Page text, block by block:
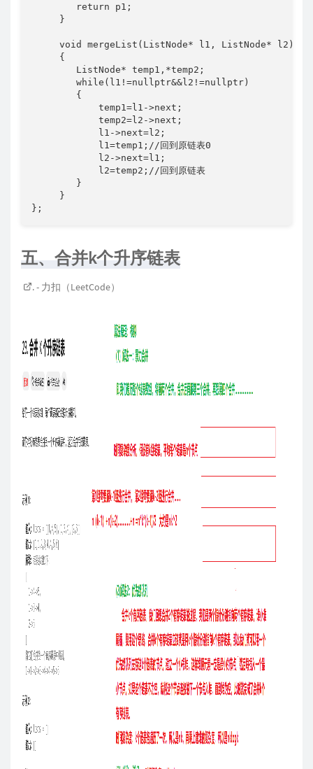
        return p1;
     }
     void mergeList(ListNode* l1, ListNode* l2)
     {
        ListNode* temp1,*temp2;
        while(l1!=nullptr&&l2!=nullptr)
        {
            temp1=l1->next;
            temp2=l2->next;
            l1->next=l2;
            l1=temp1;//回到原链表0
            l2->next=l1;
            l2=temp2;//回到原链表
        }
     }
};
五、合并k个升序链表
. - 力扣（LeetCode）